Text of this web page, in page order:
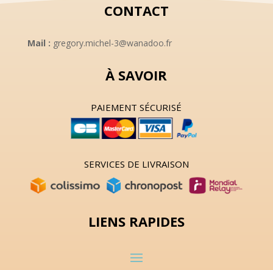
CONTACT
Mail : gregory.michel-3@wanadoo.fr
À SAVOIR
PAIEMENT SÉCURISÉ
SERVICES DE LIVRAISON
LIENS RAPIDES